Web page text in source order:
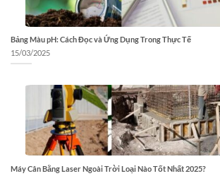
Bảng Màu pH: Cách Đọc và Ứng Dụng Trong Thực Tế
15/03/2025
Máy Cân Bằng Laser Ngoài Trời Loại Nào Tốt Nhất 2025?